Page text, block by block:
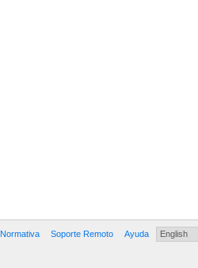
Normativa Soporte Remoto Ayuda